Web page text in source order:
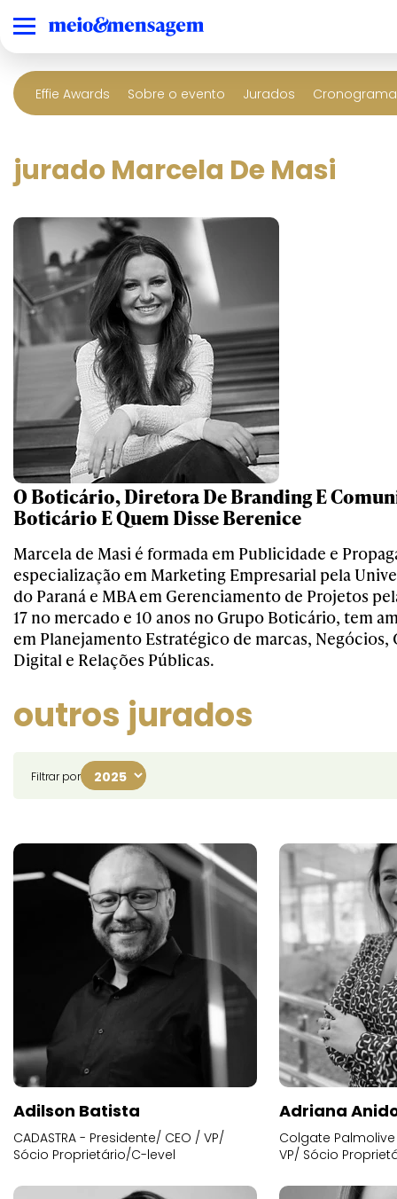
Effie Awards Sobre o evento Jurados
jurado Marcela De Masi
O Boticário, Diretora De Branding E
Boticário E Quem Disse Berenice
Marcela de Masi é formada em Publicidade e
especialização em Marketing Empresarial pela
do Paraná e MBA em Gerenciamento de Projetos
17 no mercado e 10 anos no Grupo Boticário, tem
em Planejamento Estratégico de marcas, Negócios,
Digital e Relações Públicas.
outros jurados
Filtrar por
Adilson Batista
CADASTRA - Presidente/ CEO / VP/
Sócio Proprietário/C-level
Adriana
Colgate
VP/ Sócio